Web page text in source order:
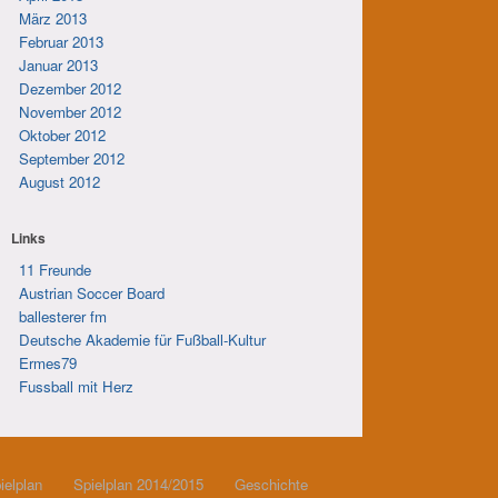
März 2013
Februar 2013
Januar 2013
Dezember 2012
November 2012
Oktober 2012
September 2012
August 2012
Links
11 Freunde
Austrian Soccer Board
ballesterer fm
Deutsche Akademie für Fußball-Kultur
Ermes79
Fussball mit Herz
Spielplan 2014/2015 Geschichte